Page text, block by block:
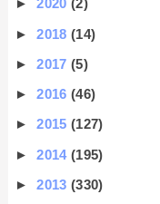
►2020(2)
►2018(14)
►2017(5)
►2016(46)
►2015(127)
►2014(195)
►2013(330)